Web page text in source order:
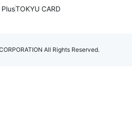
TOKYU CARD
All Rights Reserved.